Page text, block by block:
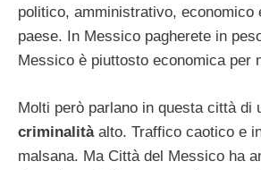
politico, amministrativo, economico
paese. In Messico pagherete in
Messico è piuttosto economica per
Molti però parlano in questa città di
criminalitàalto. Traffico caotico e
malsana. Ma Città del Messico ha